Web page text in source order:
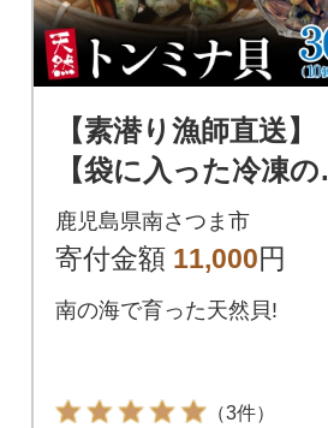
【素潜り漁師直送】
【袋に入った冷凍の
ままでレンジ対応】
【南さつま市 笠沙
鹿児島県南さつま市
寄付金額 11,000円
南の海で育った天然貝!
（3件）